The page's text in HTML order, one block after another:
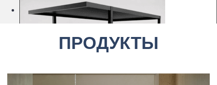
Автоматические рулонные шторы MOTIONBLINDS
Рамочные москитные сетки
Шторы с вертикальными полосами
Гаражные воротаПРОДУКТЫ